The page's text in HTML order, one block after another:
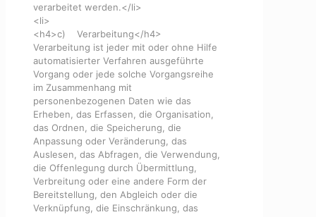
verarbeitet werden.</li>
<li>
<h4>c) Verarbeitung</h4>
Verarbeitung ist jeder mit oder ohne Hilfe
automatisierter Verfahren ausgeführte
Vorgang oder jede solche Vorgangsreihe
im Zusammenhang mit
personenbezogenen Daten wie das
Erheben, das Erfassen, die Organisation,
das Ordnen, die Speicherung, die
Anpassung oder Veränderung, das
Auslesen, das Abfragen, die Verwendung,
die Offenlegung durch Übermittlung,
Verbreitung oder eine andere Form der
Bereitstellung, den Abgleich oder die
Verknüpfung, die Einschränkung, das